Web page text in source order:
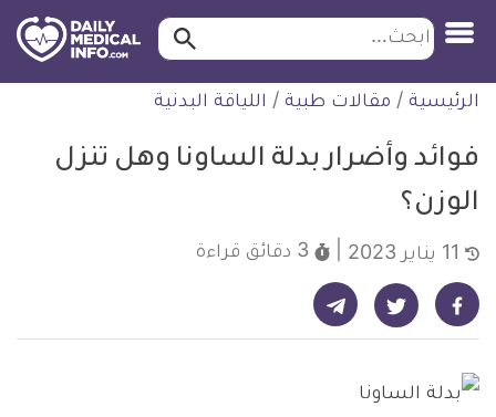
التخطي
للمحتوى
ابحث ابحث…
الرئيسية / مقالات طبية / اللياقة البدنية
فوائد وأضرار بدلة الساونا وهل تنزل
الوزن؟
3 دقائق قراءة
شارك على فيسبوك - ديلي ميديكال انفو شارك على تويتر - ديلي ميديكال انفو شارك على تيليجرام - ديلي ميديكال انفو